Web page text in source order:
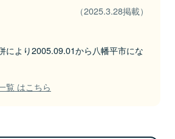
（2025.3.28掲載）
により2005.09.01から八幡平市にな
覧 はこちら